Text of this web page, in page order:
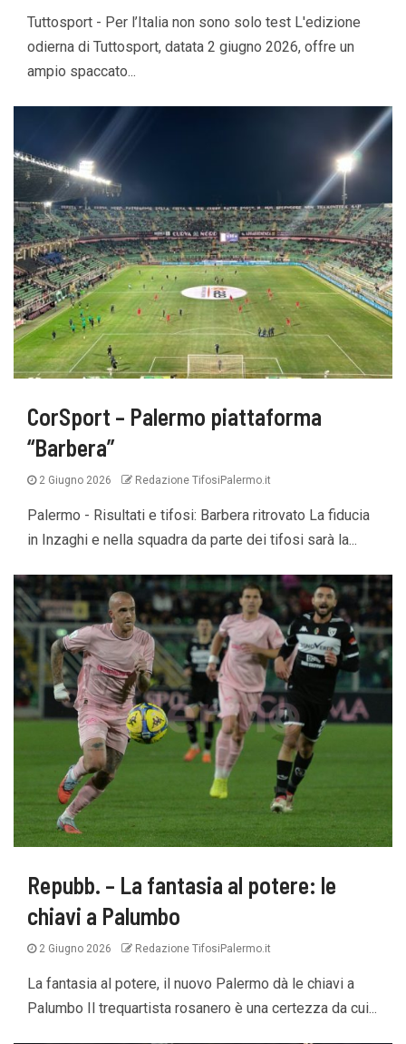
Tuttosport - Per l’Italia non sono solo test L'edizione
odierna di Tuttosport, datata 2 giugno 2026, offre un
ampio spaccato...
CorSport – Palermo piattaforma
“Barbera”
2 Giugno 2026 Redazione TifosiPalermo.it
Palermo - Risultati e tifosi: Barbera ritrovato La fiducia
in Inzaghi e nella squadra da parte dei tifosi sarà la...
Repubb. – La fantasia al potere: le
chiavi a Palumbo
2 Giugno 2026 Redazione TifosiPalermo.it
La fantasia al potere, il nuovo Palermo dà le chiavi a
Palumbo Il trequartista rosanero è una certezza da cui...